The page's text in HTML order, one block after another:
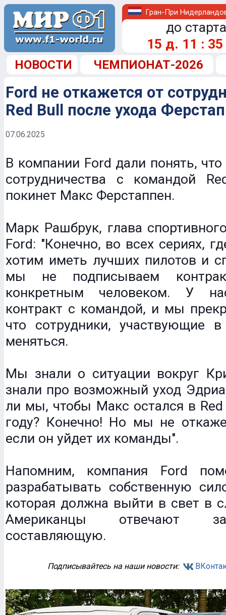
Гран-При
до
15 д. 11 : 35
НОВОСТИ ЧЕМПИОНАТ-2026
Ford не откажется от
Red Bull после ухода
07.06.2025
В компании Ford дали понять, что
сотрудничества с командой
покинет Макс Ферстаппен.
Марк Рашбрук, глава
Ford: "Конечно, во всех сериях,
хотим иметь лучших пилотов и
мы не подписываем
конкретным человеком. У
контракт с командой, и мы
что сотрудники, участвующие
меняться.
Мы знали о ситуации вокруг
знали про возможный уход
ли мы, чтобы Макс остался в
году? Конечно! Но мы не
если он уйдет их команды".
Напомним, компания Ford
разрабатывать собственную
которая должна выйти в свет в
Американцы отвечают
составляющую.
Подписывайтесь на наши новости: